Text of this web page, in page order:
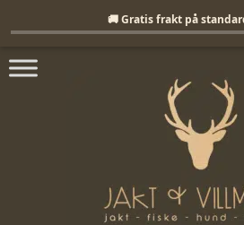
🚚 Gratis frakt på